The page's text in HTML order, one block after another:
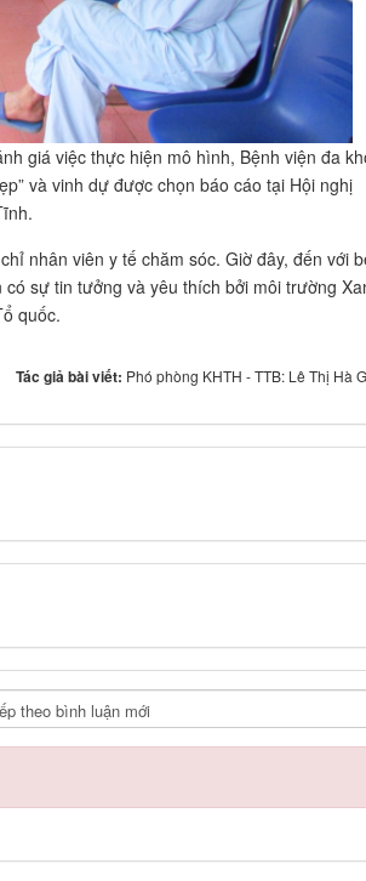
giá việc thực hiện mô hình, Bệnh viện đa
và vinh dự được chọn báo cáo tại Hội nghị
nhân viên y tế chăm sóc. Giờ đây, đến với
sự tin tưởng và yêu thích bởi môi trường
quốc.
Tác giả bài viết: Phó phòng KHTH - TTB: Lê Thị Hà